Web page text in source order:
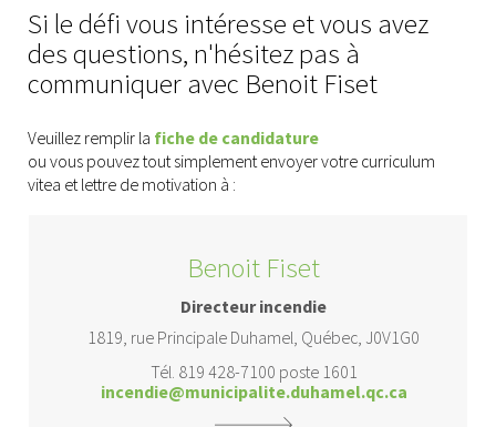
Si le défi vous intéresse et vous avez
des questions, n'hésitez pas à
communiquer avec Benoit Fiset
Veuillez remplir la fiche de candidature
ou vous pouvez tout simplement envoyer votre curriculum
vitea et lettre de motivation à :
Benoit Fiset
Directeur incendie
1819, rue Principale Duhamel, Québec, J0V1G0
Tél. 819 428-7100 poste 1601
incendie@municipalite.duhamel.qc.ca